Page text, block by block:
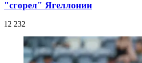
"сгорел" Ягеллонии
12 232